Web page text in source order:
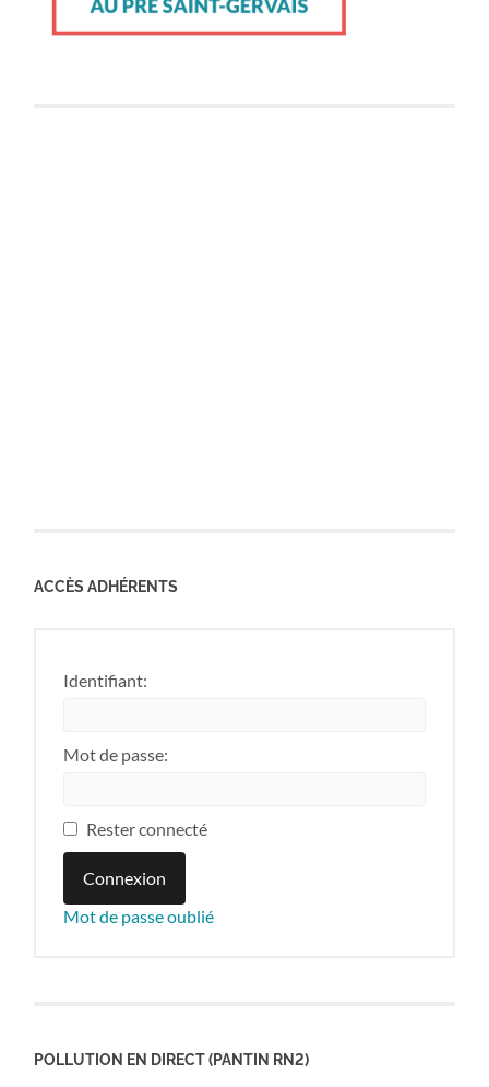
ACCÈS ADHÉRENTS
Identifiant:
Mot de passe:
Rester connecté
Connexion
Mot de passe oublié
POLLUTION EN DIRECT (PANTIN RN2)